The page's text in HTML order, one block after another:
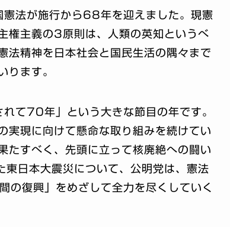
法が施行から68年を迎えました。現憲
権主義の3原則は、人類の英知というべ
法精神を日本社会と国民生活の隅々まで
ります。
て70年」という大きな節目の年です。
実現に向けて懸命な取り組みを続けてい
たすべく、先頭に立って核廃絶への闘い
日本大震災について、公明党は、憲法
復興」をめざして全力を尽くしていく